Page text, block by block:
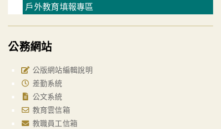
戶外教育填報專區
公務網站
公版網站編輯說明
差勤系統
公文系統
教育雲信箱
教職員工信箱